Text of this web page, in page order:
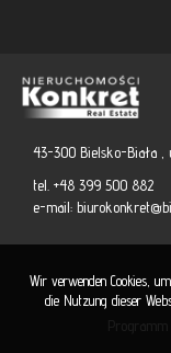
43-300 Bielsko-Biała ,
tel. +48 399 500 882
e-mail:
Wir verwenden Cookies,
die Nutzung dieser